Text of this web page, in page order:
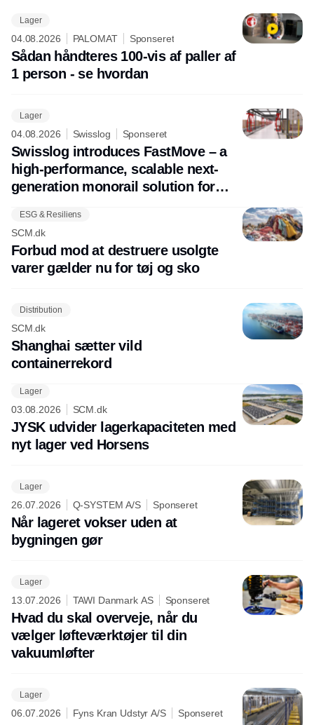
Lager
04.08.2026 PALOMAT Sponseret
Sådan håndteres 100-vis af paller af
1 person - se hvordan
Lager
04.08.2026 Swisslog Sponseret
Swisslog introduces FastMove – a
high-performance, scalable next-
generation monorail solution for
ESG & Resiliens
SCM.dk
Forbud mod at destruere usolgte
varer gælder nu for tøj og sko
Distribution
SCM.dk
Shanghai sætter vild
containerrekord
Lager
03.08.2026 SCM.dk
JYSK udvider lagerkapaciteten med
nyt lager ved Horsens
Lager
26.07.2026 Q-SYSTEM A/S Sponseret
Når lageret vokser uden at
bygningen gør
Lager
13.07.2026 TAWI Danmark AS Sponseret
Hvad du skal overveje, når du
vælger løfteværktøjer til din
vakuumløfter
Lager
06.07.2026 Fyns Kran Udstyr A/S Sponseret